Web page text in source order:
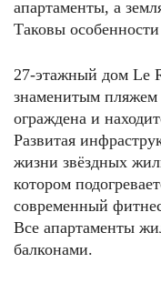
апартаменты, а
Таковы
27-этажный дом Le
знаменитым пляжем
ограждена и
Развитая
жизни звёздных
котором
современный
Все апартаменты
балконами.